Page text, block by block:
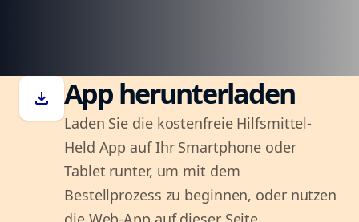
download App herunterladen
Laden Sie die kostenfreie Hilfsmittel-
Held App auf Ihr Smartphone oder
Tablet runter, um mit dem
Bestellprozess zu beginnen, oder nutzen